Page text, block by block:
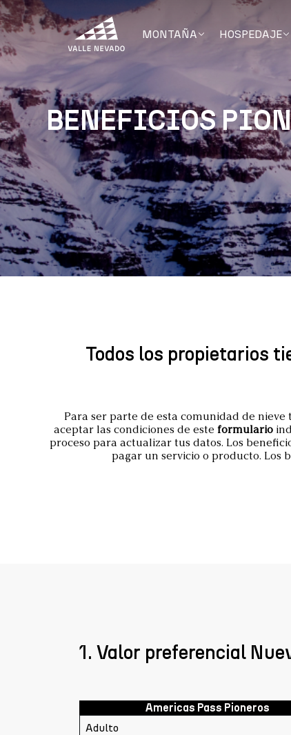
MONTAÑA HOSPEDAJE
BENEFICIOS
Todos los propietarios
Para ser parte de esta comunidad de
aceptar las condiciones de este formulario
proceso para actualizar tus datos. Los
pagar un servicio o producto.
1. Valor preferencial
Americas Pass Pioneros
Adulto